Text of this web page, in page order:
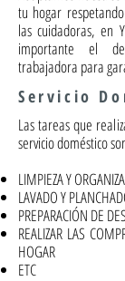
tu hogar
las cuidadoras, en
importante el
trabajadora para
Servicio
Las tareas que
servicio doméstico
LIMPIEZA Y
LAVADO Y
PREPARACIÓN DE
REALIZAR LAS
HOGAR
ETC